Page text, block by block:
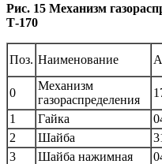
Рис. 15 Механизм
Т-170
Поз. Наименование
0
Механизм
газораспределения
1
Гайка
2
Шайба
3
Шайба нажимная